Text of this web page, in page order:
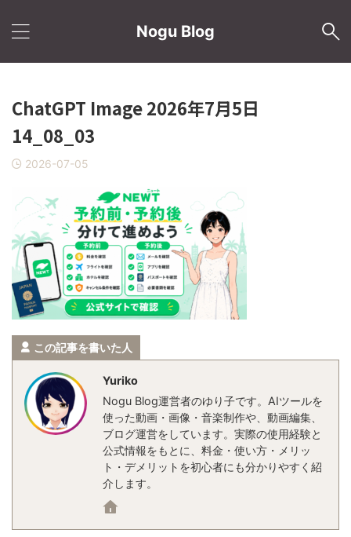
Nogu Blog
ChatGPT Image 2026年7月5日
14_08_03
2026-07-05
この記事を書いた人
Yuriko
Nogu Blog運営者のゆり子です。AIツールを
使った動画・画像・音楽制作や、動画編集、
ブログ運営をしています。実際の使用経験と
公式情報をもとに、料金・使い方・メリッ
ト・デメリットを初心者にも分かりやすく紹
介します。